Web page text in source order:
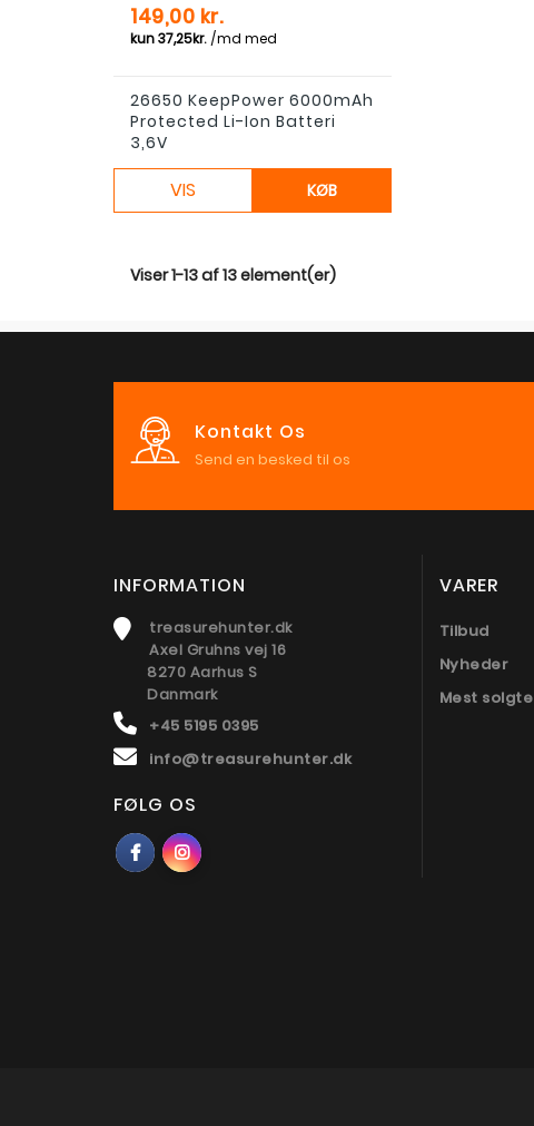
Pris
149,00 kr.
26650 KeepPower 6000mAh
Protected Li-Ion Batteri
3,6V
VIS KØB
Viser 1-13 af 13 element(er)
Kontakt Os
Send en besked til os
INFORMATION
treasurehunter.dk
Axel Gruhns vej 16
8270 Aarhus S
Danmark
+45 5195 0395
info@treasurehunter.dk
FØLG OS
VARER
Tilbud
Nyheder
Mest solgte